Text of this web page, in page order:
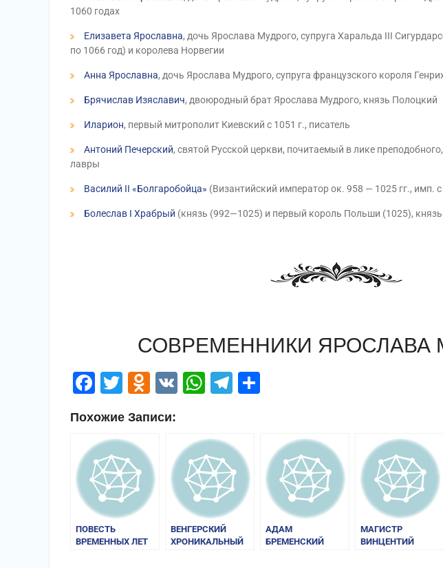
1060 годах
Елизавета Ярославна, дочь Ярослава Мудрого, супруга Харальда III
по 1066 год) и королева Норвегии
Анна Ярославна, дочь Ярослава Мудрого, супруга французского короля
Брячислав Изяславич, двоюродный брат Ярослава Мудрого, князь Полоцкий
Иларион, первый митрополит Киевский с 1051 г., писатель
Антоний Печерский, святой Русской церкви, почитаемый в лике
лавры
Василий II «Болгаробойца» (Византийский император ок. 958 — 1025 гг., имп. с
Болеслав I Храбрый (князь (992—1025) и первый король Польши (1025),
СОВРЕМЕННИКИ ЯРОСЛАВА
Facebook
Twitter
Odnoklassniki
VK WhatsApp
Telegram
Похожие Записи:
ПОВЕСТЬ
ВРЕМЕННЫХ ЛЕТ
ВЕНГЕРСКИЙ
ХРОНИКАЛЬНЫЙ
АДАМ
БРЕМЕНСКИЙ
МАГИСТР
ВИНЦЕНТИЙ